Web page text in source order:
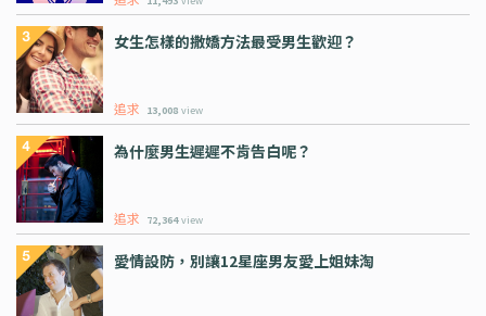
女生怎樣的撒嬌方法最受男生歡迎？
追求 13,008 view
為什麼男生遲遲不肯告白呢？
追求 72,364 view
愛情設防，別讓12星座男友愛上姐妹淘